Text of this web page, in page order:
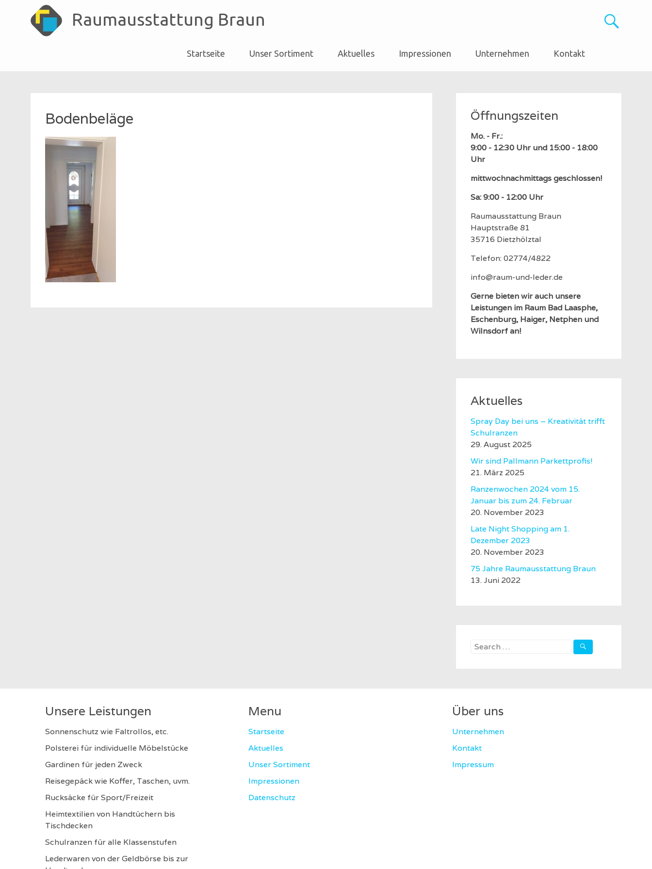
Raumausstattung Braun
Startseite Unser Sortiment Aktuelles Impressionen Unternehmen Kontakt
Bodenbeläge Öffnungszeiten
Mo. - Fr.:
9:00 - 12:30 Uhr und 15:00 - 18:00
Uhr
mittwochnachmittags geschlossen!
Sa: 9:00 - 12:00 Uhr
Raumausstattung Braun
Hauptstraße 81
35716 Dietzhölztal
Telefon: 02774/4822
info@raum-und-leder.de
Gerne bieten wir auch unsere
Leistungen im Raum Bad Laasphe,
Eschenburg, Haiger, Netphen und
Wilnsdorf an!
Aktuelles
Spray Day bei uns – Kreativität trifft
Schulranzen
29. August 2025
Wir sind Pallmann Parkettprofis!
21. März 2025
Ranzenwochen 2024 vom 15.
Januar bis zum 24. Februar
20. November 2023
Late Night Shopping am 1.
Dezember 2023
20. November 2023
75 Jahre Raumausstattung Braun
13. Juni 2022
Search
Unsere Leistungen
Sonnenschutz wie Faltrollos, etc.
Polsterei für individuelle Möbelstücke
Gardinen für jeden Zweck
Reisegepäck wie Koffer, Taschen, uvm.
Rucksäcke für Sport/Freizeit
Heimtextilien von Handtüchern bis
Tischdecken
Schulranzen für alle Klassenstufen
Lederwaren von der Geldbörse bis zur
Menu
Startseite
Aktuelles
Unser Sortiment
Impressionen
Datenschutz
Über uns
Unternehmen
Kontakt
Impressum